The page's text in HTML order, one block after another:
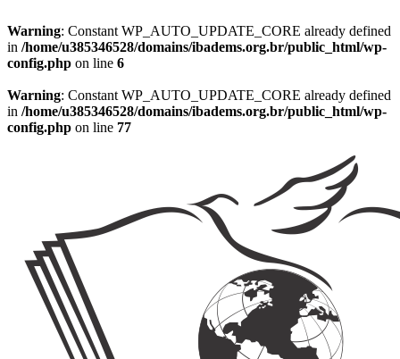
Warning: Constant WP_AUTO_UPDATE_CORE already defined
in /home/u385346528/domains/ibadems.org.br/public_html/wp-
config.php on line 6
Warning: Constant WP_AUTO_UPDATE_CORE already defined
in /home/u385346528/domains/ibadems.org.br/public_html/wp-
config.php on line 77